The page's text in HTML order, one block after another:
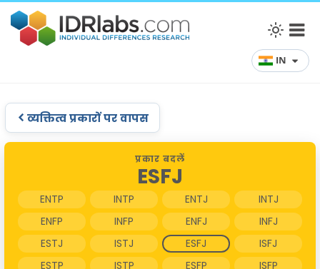
IN
व्यक्तित्व प्रकारों पर वापस
प्रकार बदलें
ESFJ
ENTP INTP ENTJ
INTJ
ENFP
INFP ENFJ
INFJ
ESTJ
ISTJ ESFJ
ISFJ
ESTP
ISTP ESFP ISFP